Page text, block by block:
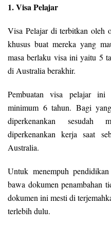
1. Visa Pelajar
Visa Pelajar di terbitkan oleh
khusus buat mereka yang
masa berlaku visa ini yaitu 5
di Australia berakhir.
Pembuatan visa pelajar ini
minimum 6 tahun. Bagi
diperkenankan sesudah
diperkenankan kerja saat
Australia.
Untuk menempuh
bawa dokumen penambahan
dokumen ini mesti di
terlebih dulu.